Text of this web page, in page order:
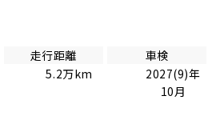
走行距離
5.2万km
車検
2027(9)年
10月